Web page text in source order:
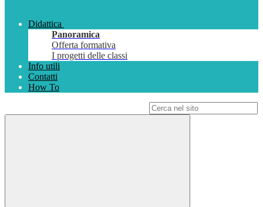
Didattica
Panoramica
Offerta formativa
I progetti delle classi
Info utili
Contatti
How To